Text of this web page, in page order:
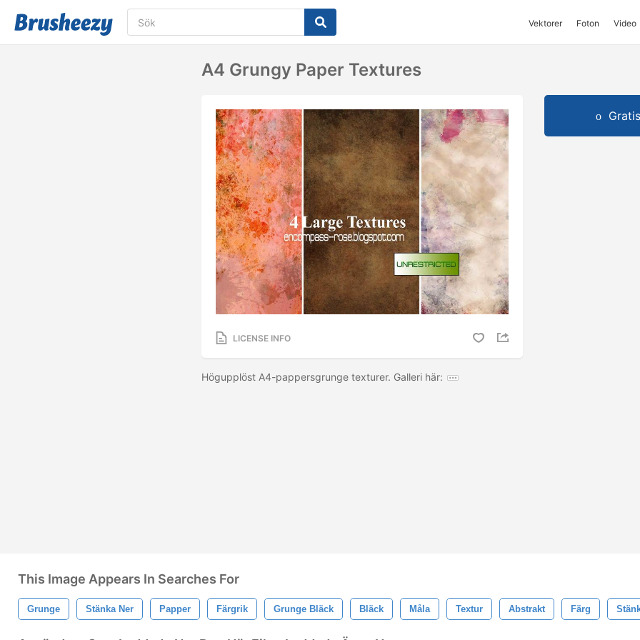
Vektorer Foton Video
A4 Grungy Paper Textures
LICENSE INFO
Högupplöst A4-pappersgrunge texturer. Galleri här:
This Image Appears In Searches For
Grunge Stänka Ner Papper Färgrik Grunge Bläck Bläck Måla Textur Abstrakt Färg